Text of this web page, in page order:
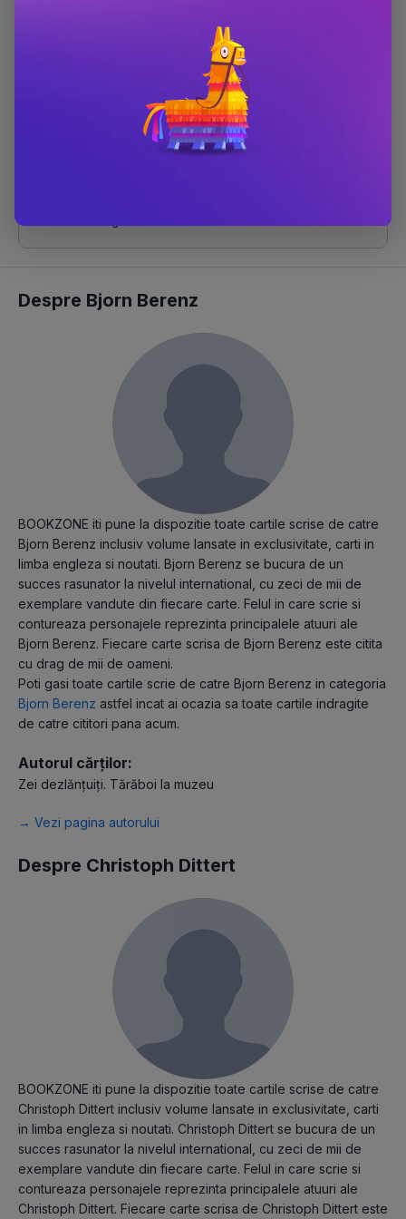
9786303612652
Benzi desenate
Despre Bjorn Berenz
BOOKZONE iti pune la dispozitie toate cartile scrise de catre
Bjorn Berenz inclusiv volume lansate in exclusivitate, carti in
limba engleza si noutati. Bjorn Berenz se bucura de un
succes rasunator la nivelul international, cu zeci de mii de
exemplare vandute din fiecare carte. Felul in care scrie si
contureaza personajele reprezinta principalele atuuri ale
Bjorn Berenz. Fiecare carte scrisa de Bjorn Berenz este citita
cu drag de mii de oameni.
Poti gasi toate cartile scrie de catre Bjorn Berenz in categoria
Bjorn Berenz astfel incat ai ocazia sa toate cartile indragite
de catre cititori pana acum.
Autorul cărților:
Zei dezlănțuiți. Tărăboi la muzeu
→ Vezi pagina autorului
Despre Christoph Dittert
BOOKZONE iti pune la dispozitie toate cartile scrise de catre
Christoph Dittert inclusiv volume lansate in exclusivitate, carti
in limba engleza si noutati. Christoph Dittert se bucura de un
succes rasunator la nivelul international, cu zeci de mii de
exemplare vandute din fiecare carte. Felul in care scrie si
contureaza personajele reprezinta principalele atuuri ale
Christoph Dittert. Fiecare carte scrisa de Christoph Dittert este